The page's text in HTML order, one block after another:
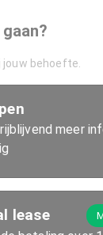
jouw behoefte.
meer
lease